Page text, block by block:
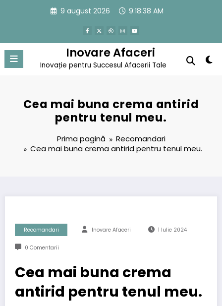
9 august 2026 9:18:38 AM
Inovare Afaceri
Inovație pentru Succesul Afacerii Tale
Cea mai buna crema antirid
pentru tenul meu.
Prima pagină
Recomandari
Cea mai buna crema antirid pentru tenul meu.
Recomandari Inovare Afaceri 1 Iulie 2024
0 Comentarii
Cea mai buna crema
antirid pentru tenul meu.